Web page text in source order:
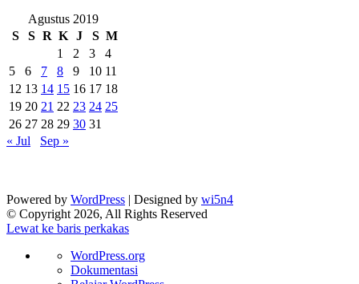
Agustus 2019
S
S R K J S M
1
2 3
4
5
6 7 8 9 10 11
12 13 14 15 16 17 18
19 20 21 22 23 24 25
26 27 28 29 30 31
« Jul
Sep »
Powered by WordPress | Designed by wi5n4
© Copyright 2026, All Rights Reserved
Lewat ke baris perkakas
Tentang
WordPress
WordPress.org
Dokumentasi